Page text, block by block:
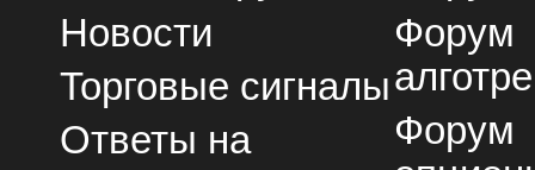
Новости
Торговые сигналы
Ответы на
Форум
Форум